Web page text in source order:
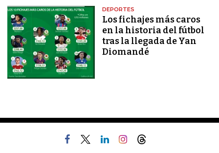
DEPORTES
Los fichajes más caros
en la historia del fútbol
tras la llegada de Yan
Diomandé